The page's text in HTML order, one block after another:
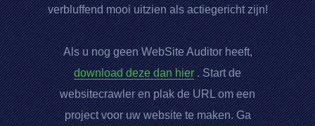
verbluffend mooi uitzien als actiegericht zijn!
Als u nog geenWebSite Auditorheeft,
download deze dan hier. Start de
websitecrawler en plak deURLom een
project voor uw website te maken. Ga